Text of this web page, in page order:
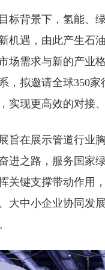
标背景下，氢能、
机遇，由此产生石
场需求与新的产业
，拟邀请全球350
实现更高效的对接
旨在展示管道行业
进之路，服务国家
关键支撑带动作用
大中小企业协同发